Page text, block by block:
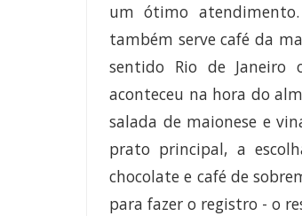
um ótimo
também serve café da
sentido Rio de Janeiro
aconteceu na hora do
salada de maionese e
prato principal, a
chocolate e café de
para fazer o registro - o